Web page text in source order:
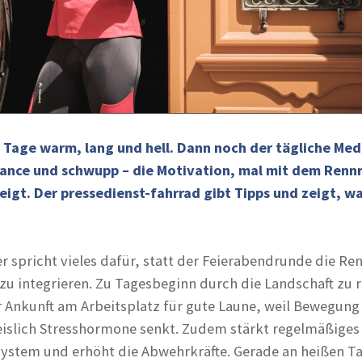
warm, lang und hell. Dann noch der tägliche
und schwupp – die Motivation, mal mit dem
Der pressedienst-fahrrad gibt Tipps und zeigt,
spricht vieles dafür, statt der Feierabendrunde die
integrieren. Zu Tagesbeginn durch die Landschaft zu
am Arbeitsplatz für gute Laune, weil
Stresshormone senkt. Zudem stärkt regelmäßiges
und erhöht die Abwehrkräfte. Gerade an heißen